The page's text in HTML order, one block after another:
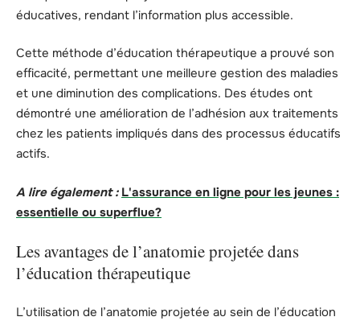
éducatives, rendant l’information plus accessible.
Cette méthode d’éducation thérapeutique a prouvé son
efficacité, permettant une meilleure gestion des maladies
et une diminution des complications. Des études ont
démontré une amélioration de l’adhésion aux traitements
chez les patients impliqués dans des processus éducatifs
actifs.
A lire également : L'assurance en ligne pour les jeunes :
essentielle ou superflue?
Les avantages de l’anatomie projetée dans
l’éducation thérapeutique
L’utilisation de l’anatomie projetée au sein de l’éducation